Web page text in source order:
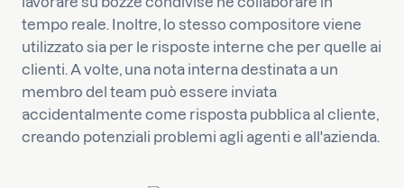
tempo reale. Inoltre, lo stesso compositore viene
utilizzato sia per le risposte interne che per quelle ai
clienti. A volte, una nota interna destinata a un
membro del team può essere inviata
accidentalmente come risposta pubblica al cliente,
creando potenziali problemi agli agenti e all'azienda.